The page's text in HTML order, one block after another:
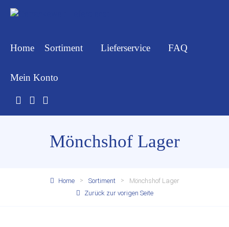
Home Sortiment Lieferservice FAQ
Mein Konto
Mönchshof Lager
Home Sortiment
Mönchshof Lager
Zurück zur vorigen Seite